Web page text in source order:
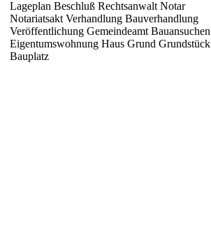
Lageplan Beschluß Rechtsanwalt Notar
Notariatsakt Verhandlung Bauverhandlung
Veröffentlichung Gemeindeamt Bauansuchen
Eigentumswohnung Haus Grund Grundstück
Bauplatz